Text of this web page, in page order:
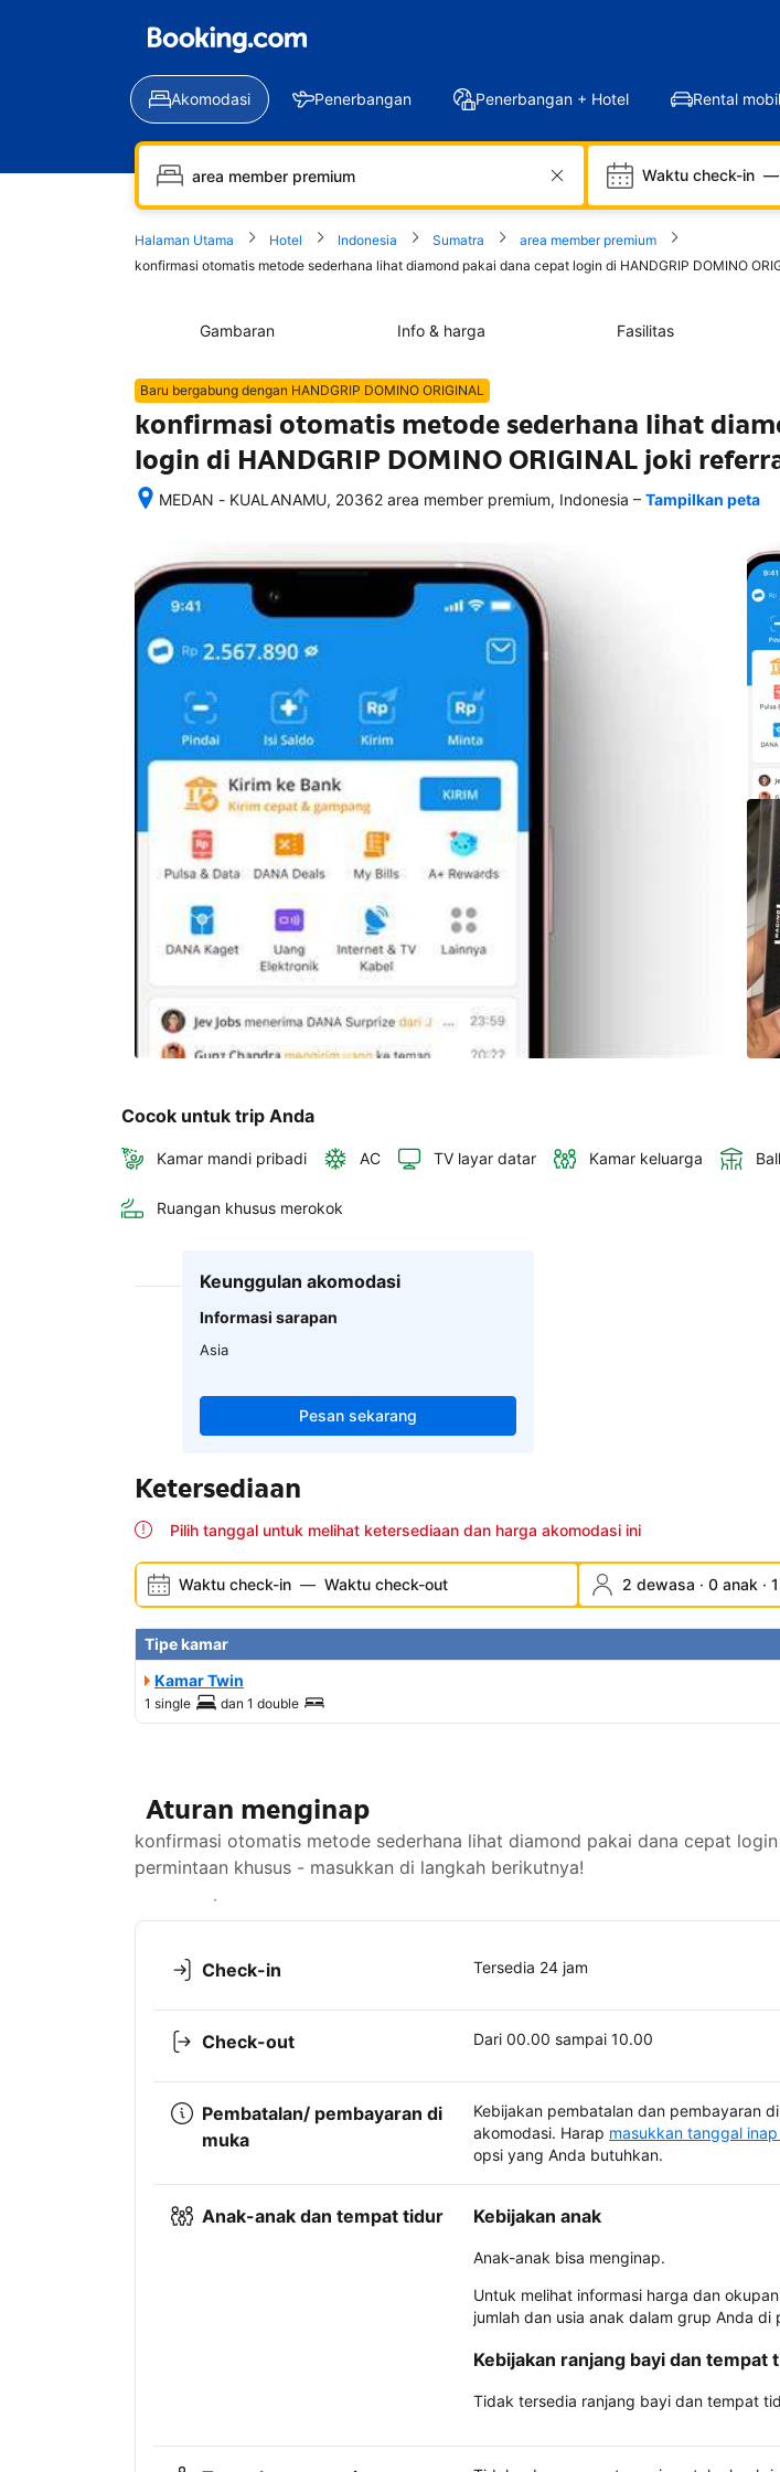
Akomodasi Penerbangan Penerbangan + Hotel Rental mobil
Waktu check-in —
Halaman Utama Hotel Indonesia Sumatra
area member premium
konfirmasi otomatis metode sederhana lihat diamond pakai dana cepat login di HANDGRIP DOMINO
Gambaran Info & harga Fasilitas
Baru bergabung dengan HANDGRIP DOMINO ORIGINAL
konfirmasi otomatis metode sederhana lihat
login di HANDGRIP DOMINO ORIGINAL joki
MEDAN - KUALANAMU, 20362 area member premium, Indonesia
semua
rincian
akomodasi
termasuk
nomor
dan
alamat
akan
disertakan
dalam
konfirmasi
pemesanan
akun
– Tampilkan peta
Cocok untuk trip Anda
Kamar mandi pribadi AC TV layar datar Kamar keluarga
Ruangan khusus merokok
Keunggulan akomodasi
Informasi sarapan
Asia
Pesan sekarang
Ketersediaan
Pilih tanggal untuk melihat ketersediaan dan harga akomodasi ini
Waktu check-in — Waktu check-out 2 dewasa · 0 anak ·
Tipe kamar
Kamar Twin
1 single dan 1 double
Aturan menginap
konfirmasi otomatis metode sederhana lihat diamond pakai dana cepat
permintaan khusus - masukkan di langkah berikutnya!
Lihat ketersediaan
Check-in Tersedia 24 jam
Check-out Dari 00.00 sampai 10.00
Pembatalan/ pembayaran di
muka
Kebijakan pembatalan dan pembayaran
akomodasi. Harap masukkan tanggal
opsi yang Anda butuhkan.
Anak-anak dan tempat tidur Kebijakan anak
Anak-anak bisa menginap.
Untuk melihat informasi harga dan
jumlah dan usia anak dalam grup Anda di
Kebijakan ranjang bayi dan tempat
Tidak tersedia ranjang bayi dan tempat